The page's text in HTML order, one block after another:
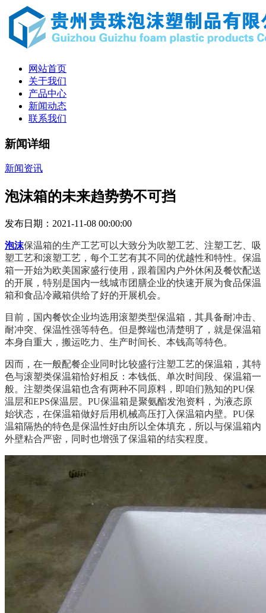
网站首页
关于我们
产品中心
新闻动态
联系我们
新闻详细
新闻资讯
泡沫箱的未来趋势势不可挡
发布日期：2021-11-08 00:00:00
泡沫保温箱的生产工艺可以大致分为吹塑工艺、注塑工艺、吸
塑工艺和滚塑工艺，每个工艺有其不同的优越性和特性。保温
箱一开始为欧美国家盛行使用，跟着国内户外休闲及餐饮配送
的开展，特别是国内一线城市团膳企业的快速开展为食品保温
箱和食品冷藏箱供给了好的开展机会。
目前，国内餐饮企业均选用滚塑类型保温箱，其具备耐冲击、
耐冲突、保温性强等特色。但是弊端也清楚明了，就是保温箱
本身自重大，搬运吃力、生产时间长、本钱高等特色。
因而，在一般配餐企业同时比较盛行注塑工艺的保温箱，其特
色与滚塑类保温箱恰好相反：本钱低、单次时间段、保温箱一
般。注塑类保温箱也含有两种不同原料，即咱们熟知的PU保
温层和EPS保温层。PU保温箱是聚氨酯发泡资料，为液态原
始状态，在保温箱做好后用机械高压打入保温箱内壁。PU保
温箱隔热的特色是保温性好由所以全体填充，所以与保温箱内
外壁粘合严密，同时也增强了保温箱的结实程度。